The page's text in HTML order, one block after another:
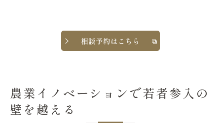
相談予約はこちら
農業イノベーションで若者参入の
壁を越える